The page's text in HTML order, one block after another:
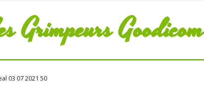
Grimpeurs Goodicom
03 07 2021 50